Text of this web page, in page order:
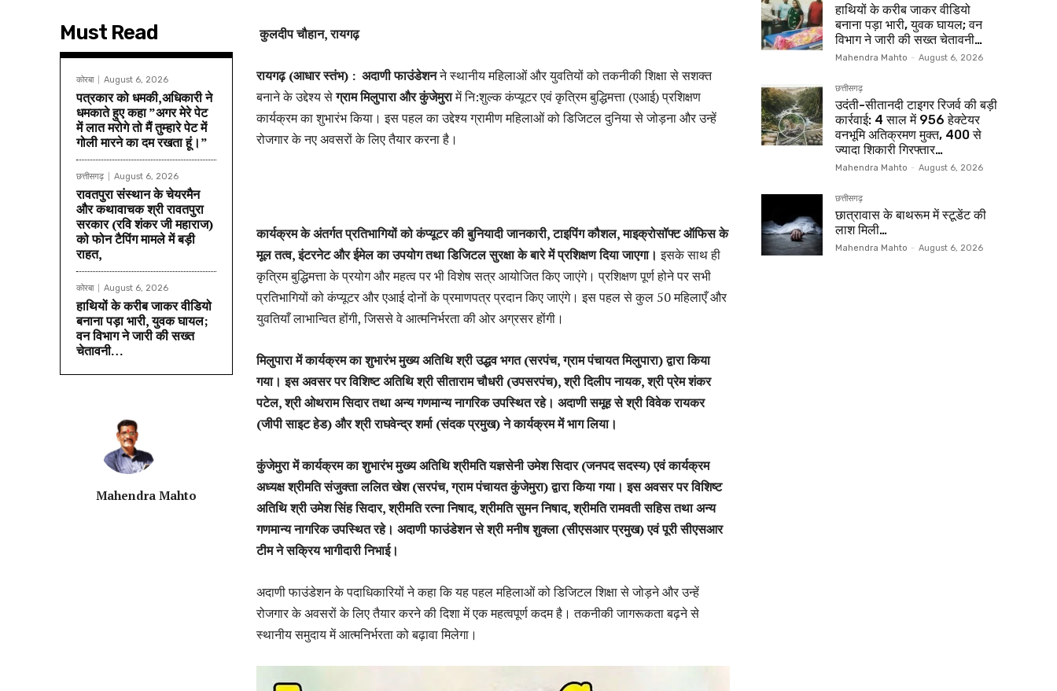
Must Read
कोरबा August 6, 2026
पत्रकार को धमकी,अधिकारी ने
धमकाते हुए कहा ”अगर मेरे पेट
में लात मरोगे तो मैं तुम्हारे पेट में
गोली मारने का दम रखता हूं।”
छत्तीसगढ़ August 6, 2026
रावतपुरा संस्थान के चेयरमैन
और कथावाचक श्री रावतपुरा
सरकार (रवि शंकर जी महाराज)
को फोन टैपिंग मामले में बड़ी
राहत,
कोरबा August 6, 2026
हाथियों के करीब जाकर वीडियो
बनाना पड़ा भारी, युवक घायल;
वन विभाग ने जारी की सख्त
चेतावनी…
Mahendra Mahto
कुलदीप चौहान, रायगढ़
रायगढ़ (आधार स्तंभ) : अदाणी फाउंडेशनने स्थानीय महिलाओं और युवतियों को तकनीकी शिक्षा से सशक्त
बनाने के उद्देश्य सेग्राम मिलुपारा और कुंजेमुरामें नि:शुल्क कंप्यूटर एवं कृत्रिम बुद्धिमत्ता (एआई) प्रशिक्षण
कार्यक्रम का शुभारंभ किया। इस पहल का उद्देश्य ग्रामीण महिलाओं को डिजिटल दुनिया से जोड़ना और उन्हें
रोजगार के नए अवसरों के लिए तैयार करना है।
कार्यक्रम के अंतर्गत प्रतिभागियों को कंप्यूटर की बुनियादी जानकारी, टाइपिंग कौशल, माइक्रोसॉफ्ट ऑफिस के
मूल तत्व, इंटरनेट और ईमेल का उपयोग तथा डिजिटल सुरक्षा के बारे में प्रशिक्षण दिया जाएगा। इसके साथ ही
कृत्रिम बुद्धिमत्ता के प्रयोग और महत्व पर भी विशेष सत्र आयोजित किए जाएंगे। प्रशिक्षण पूर्ण होने पर सभी
प्रतिभागियों को कंप्यूटर और एआई दोनों के प्रमाणपत्र प्रदान किए जाएंगे। इस पहल से कुल 50 महिलाएँ और
युवतियाँ लाभान्वित होंगी, जिससे वे आत्मनिर्भरता की ओर अग्रसर होंगी।
मिलुपारा में कार्यक्रम का शुभारंभ मुख्य अतिथि श्री उद्धव भगत (सरपंच, ग्राम पंचायत मिलुपारा) द्वारा किया
गया। इस अवसर पर विशिष्ट अतिथि श्री सीताराम चौधरी (उपसरपंच), श्री दिलीप नायक, श्री प्रेम शंकर
पटेल, श्री ओथराम सिदार तथा अन्य गणमान्य नागरिक उपस्थित रहे। अदाणी समूह से श्री विवेक रायकर
(जीपी साइट हेड) और श्री राघवेन्द्र शर्मा (संदक प्रमुख) ने कार्यक्रम में भाग लिया।
कुंजेमुरा में कार्यक्रम का शुभारंभ मुख्य अतिथि श्रीमति यज्ञसेनी उमेश सिदार (जनपद सदस्य) एवं कार्यक्रम
अध्यक्ष श्रीमति संजुक्ता ललित खेश (सरपंच, ग्राम पंचायत कुंजेमुरा) द्वारा किया गया। इस अवसर पर विशिष्ट
अतिथि श्री उमेश सिंह सिदार, श्रीमति रत्ना निषाद, श्रीमति सुमन निषाद, श्रीमति रामवती सहिस तथा अन्य
गणमान्य नागरिक उपस्थित रहे। अदाणी फाउंडेशन से श्री मनीष शुक्ला (सीएसआर प्रमुख) एवं पूरी सीएसआर
टीम ने सक्रिय भागीदारी निभाई।
अदाणी फाउंडेशन के पदाधिकारियों ने कहा कि यह पहल महिलाओं को डिजिटल शिक्षा से जोड़ने और उन्हें
रोजगार के अवसरों के लिए तैयार करने की दिशा में एक महत्वपूर्ण कदम है। तकनीकी जागरूकता बढ़ने से
स्थानीय समुदाय में आत्मनिर्भरता को बढ़ावा मिलेगा।
हाथियों के करीब जाकर वीडियो
बनाना पड़ा भारी, युवक घायल; वन
विभाग ने जारी की सख्त चेतावनी…
Mahendra Mahto - August 6, 2026
छत्तीसगढ़
उदंती-सीतानदी टाइगर रिजर्व की बड़ी
कार्रवाई: 4 साल में 956 हेक्टेयर
वनभूमि अतिक्रमण मुक्त, 400 से
ज्यादा शिकारी गिरफ्तार…
Mahendra Mahto - August 6, 2026
छत्तीसगढ़
छात्रावास के बाथरूम में स्टूडेंट की
लाश मिली…
Mahendra Mahto - August 6, 2026